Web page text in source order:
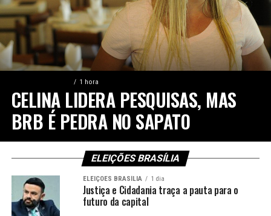
1 hora
CELINA LIDERA PESQUISAS, MAS
BRB É PEDRA NO SAPATO
ELEIÇÕES BRASÍLIA
ELEIÇÕES BRASÍLIA 1 dia
Justiça e Cidadania traça a pauta para o
futuro da capital